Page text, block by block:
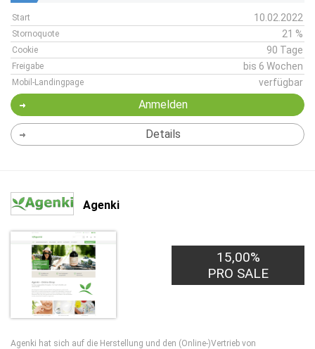
Start 10.02.2022
Stornoquote 21 %
Cookie 90 Tage
Freigabe bis 6 Wochen
Mobil-Landingpage verfügbar
Anmelden
Details
Agenki
15,00%
PRO SALE
Agenki hat sich auf die Herstellung und den (Online-)Vertrieb von